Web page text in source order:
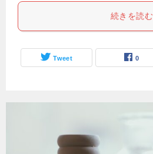
続きを読む
Tweet 0